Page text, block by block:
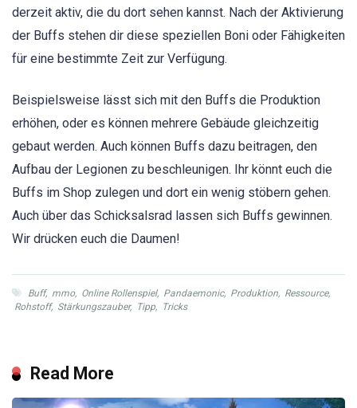
derzeit aktiv, die du dort sehen kannst. Nach der Aktivierung
der Buffs stehen dir diese speziellen Boni oder Fähigkeiten
für eine bestimmte Zeit zur Verfügung.
Beispielsweise lässt sich mit den Buffs die Produktion
erhöhen, oder es können mehrere Gebäude gleichzeitig
gebaut werden. Auch können Buffs dazu beitragen, den
Aufbau der Legionen zu beschleunigen. Ihr könnt euch die
Buffs im Shop zulegen und dort ein wenig stöbern gehen.
Auch über das Schicksalsrad lassen sich Buffs gewinnen.
Wir drücken euch die Daumen!
Buff, mmo, Online Rollenspiel, Pandaemonic, Produktion, Ressource,
Rohstoff, Stärkungszauber, Tipp, Tricks
Read More